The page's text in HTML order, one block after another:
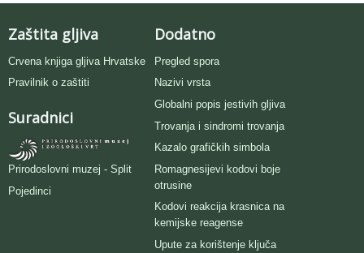
Zaštita gljiva
Crvena knjiga gljiva Hrvatske
Pravilnik o zaštiti
Suradnici
Prirodoslovni muzej - Split
Pojedinci
Dodatno
Pregled spora
Nazivi vrsta
Globalni popis jestivih gljiva
Trovanja i sindromi trovanja
Kazalo grafičkih simbola
Romagnesijevi kodovi boje
otrusine
Kodovi reakcija krasnica na
kemijske reagense
Upute za korištenje ključa